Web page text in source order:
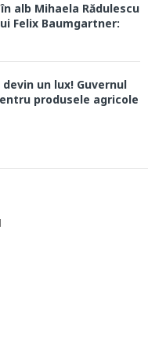
alb Mihaela Rădulescu
Felix Baumgartner:
un lux! Guvernul
produsele agricole